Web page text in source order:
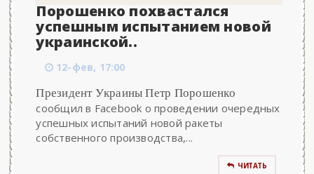
Порошенко похвастался
успешным испытанием новой
украинской..
12-фев, 17:00
Президент Украины Петр Порошенко
сообщил в Facebook о проведении очередных
успешных испытаний новой ракеты
собственного производства,...
ЧИТАТЬ